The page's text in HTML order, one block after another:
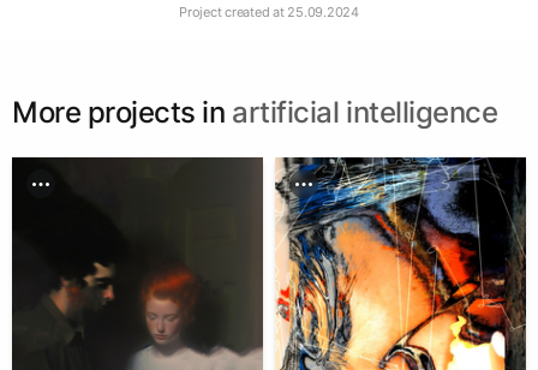
Project created at 25.09.2024
More projects in artificial intelligence